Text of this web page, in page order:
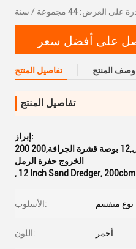
على العرض: 44 مجموعة / سنة
على أفضل سعر
تفاصيل المنتج وصف المنتج
تفاصيل المنتج
إبراز:
200 مترا مكعب من حفر الرمل,12 بوصة قشرة الجرافة,200cbm
الخروج حفرة الرمل
, 12 Inch Sand Dredger,
الأسلوب: نوع منقسم
اللون: أحمر